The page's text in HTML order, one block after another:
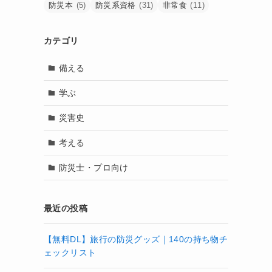
防災本 (5) 防災系資格 (31) 非常食 (11)
カテゴリ
備える
学ぶ
災害史
考える
防災士・プロ向け
最近の投稿
【無料DL】旅行の防災グッズ｜140の持ち物チ
ェックリスト